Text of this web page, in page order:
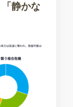
静かな